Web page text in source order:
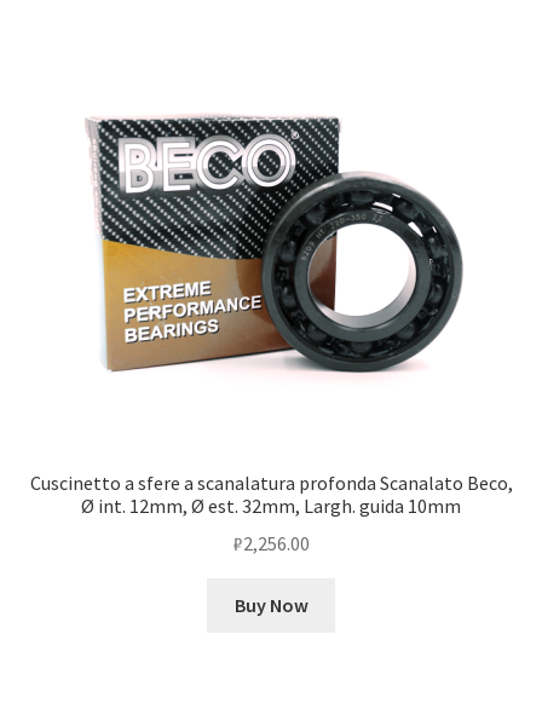
Cuscinetto a sfere a scanalatura profonda Scanalato Beco,
Ø int. 12mm, Ø est. 32mm, Largh. guida 10mm
₽2,256.00
Buy Now